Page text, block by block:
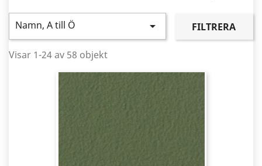
Namn, A till Ö  FILTRERA
Visar 1-24 av 58 objekt